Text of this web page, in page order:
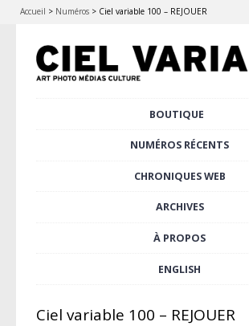
Accueil > Numéros > Ciel variable 100 – REJOUER
BOUTIQUE
NUMÉROS RÉCENTS
CHRONIQUES WEB
ARCHIVES
À PROPOS
ENGLISH
Ciel variable 100 – REJOUER